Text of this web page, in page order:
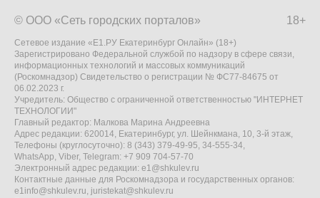
18+
© ООО «Сеть городских порталов»
Сетевое издание «Е1.РУ Екатеринбург Онлайн» (18+)
Зарегистрировано Федеральной службой по надзору в сфере связи,
информационных технологий и массовых коммуникаций
(Роскомнадзор) Свидетельство о регистрации № ФС77-84675 от
06.02.2023 г.
Учредитель: Общество с ограниченной ответственностью "ИНТЕРНЕТ
ТЕХНОЛОГИИ"
Главный редактор: Малкова Марина Андреевна
Адрес редакции: 620014, Екатеринбург, ул. Шейнкмана, 10, 3-й этаж,
Телефоны (круглосуточно): 8 (343) 379-49-95, 34-555-34,
WhatsApp, Viber, Telegram: +7 909 704-57-70
Электронный адрес редакции: e1@shkulev.ru
Контактные данные для Роскомнадзора и государственных органов:
e1info@shkulev.ru, juristekat@shkulev.ru